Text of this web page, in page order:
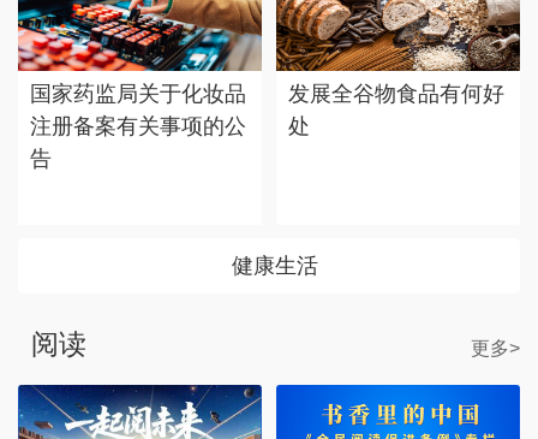
国家药监局关于化妆品
注册备案有关事项的公
告
发展全谷物食品有何好
处
健康生活
阅读 更多>